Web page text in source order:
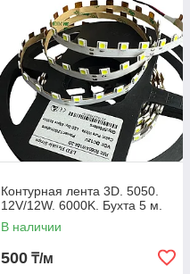
Контурная лента 3D. 5050.
12V/12W. 6000K. Бухта 5 м.
В наличии
500 ₸/м